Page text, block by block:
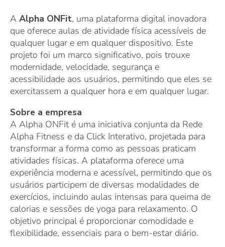
A Alpha ONFit, uma plataforma digital inovadora
que oferece aulas de atividade física acessíveis de
qualquer lugar e em qualquer dispositivo. Este
projeto foi um marco significativo, pois trouxe
modernidade, velocidade, segurança e
acessibilidade aos usuários, permitindo que eles se
exercitassem a qualquer hora e em qualquer lugar.
Sobre a empresa
A Alpha ONFit é uma iniciativa conjunta da Rede
Alpha Fitness e da Click Interativo, projetada para
transformar a forma como as pessoas praticam
atividades físicas. A plataforma oferece uma
experiência moderna e acessível, permitindo que os
usuários participem de diversas modalidades de
exercícios, incluindo aulas intensas para queima de
calorias e sessões de yoga para relaxamento. O
objetivo principal é proporcionar comodidade e
flexibilidade, essenciais para o bem-estar diário.